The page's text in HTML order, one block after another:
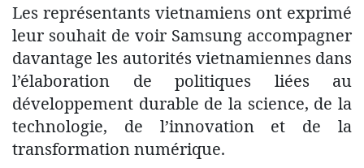
Les représentants vietnamiens ont exprimé
leur souhait de voir Samsung accompagner
davantage les autorités vietnamiennes dans
l’élaboration de politiques liées au
développement durable de la science, de la
technologie, de l’innovation et de la
transformation numérique.